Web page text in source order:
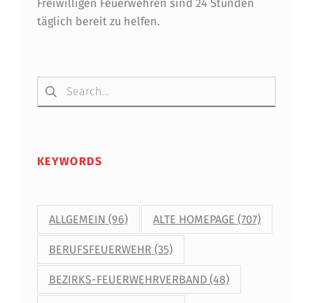
E
R
F
S
E
E
R
W
E
Freiwilligen Feuerwehren sind 24 Stunden
täglich bereit zu helfen.
Suchen nach:
KEYWORDS
ALLGEMEIN (96) ALTE HOMEPAGE (707)
BERUFSFEUERWEHR (35)
BEZIRKS-FEUERWEHRVERBAND(48)